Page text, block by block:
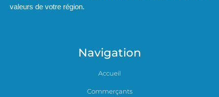
valeurs de votre région.
Navigation
Accueil
Commerçants